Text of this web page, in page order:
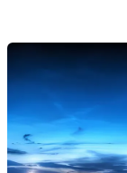
Mostre
Seoul
Tour città